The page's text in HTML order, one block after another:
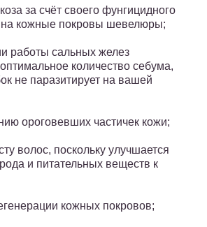
за счёт своего фунгицидного
на кожные покровы шевелюры;
работы сальных желез
количество себума,
не паразитирует на вашей
ороговевших частичек кожи;
волос, поскольку улучшается
и питательных веществ к
кожных покровов;